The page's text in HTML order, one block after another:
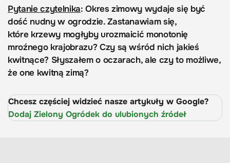
Pytanie czytelnika: Okres zimowy wydaje się być
dość nudny w ogrodzie. Zastanawiam się,
które krzewy mogłyby urozmaicić monotonię
mroźnego krajobrazu? Czy są wśród nich jakieś
kwitnące? Słyszałem o oczarach, ale czy to możliwe,
że one kwitną zimą?
Chcesz częściej widzieć nasze artykuły w Google?
Dodaj Zielony Ogródek do ulubionych źródeł